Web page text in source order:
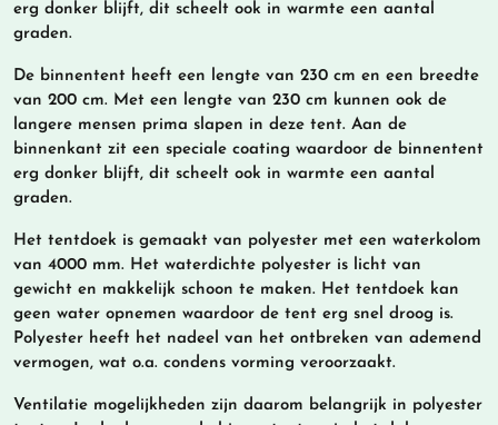
erg donker blijft, dit scheelt ook in warmte een aantal
graden.
De binnentent heeft een lengte van 230 cm en een breedte
van 200 cm. Met een lengte van 230 cm kunnen ook de
langere mensen prima slapen in deze tent. Aan de
binnenkant zit een speciale coating waardoor de binnentent
erg donker blijft, dit scheelt ook in warmte een aantal
graden.
Het tentdoek is gemaakt van polyester met een waterkolom
van 4000 mm. Het waterdichte polyester is licht van
gewicht en makkelijk schoon te maken. Het tentdoek kan
geen water opnemen waardoor de tent erg snel droog is.
Polyester heeft het nadeel van het ontbreken van ademend
vermogen, wat o.a. condens vorming veroorzaakt.
Ventilatie mogelijkheden zijn daarom belangrijk in polyester